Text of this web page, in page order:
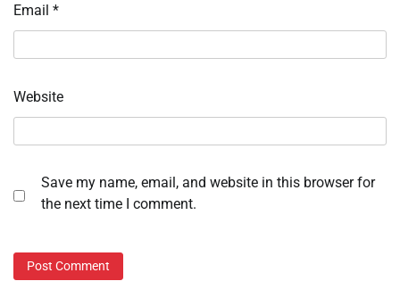
Email *
Website
Save my name, email, and website in this browser for
the next time I comment.